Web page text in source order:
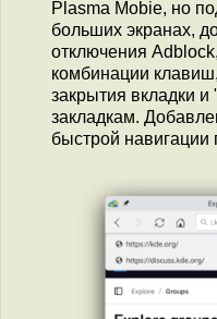
Plasma Mobie, но
больших экранах,
отключения
комбинации
закрытия вкладки
закладкам.
быстрой навигации